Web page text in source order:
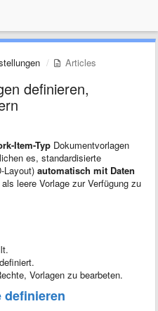
Articles
definieren,
Item-Typ Dokumentvorlagen
es, standardisierte
Layout) automatisch mit Daten
leere Vorlage zur Verfügung zu
Vorlagen zu bearbeten.
definieren